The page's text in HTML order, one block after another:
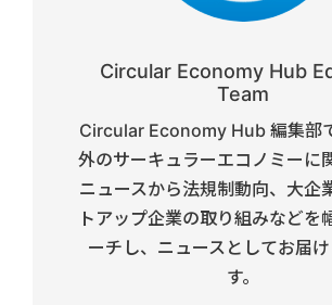
Circular Economy Hub
Team
Circular Economy Hub 編集部
外のサーキュラーエコノミーに
ニュースから法規制動向、大企
トアップ企業の取り組みなどを
ーチし、ニュースとしてお届
す。